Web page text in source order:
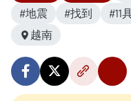
#地震
#找到 #11
越南